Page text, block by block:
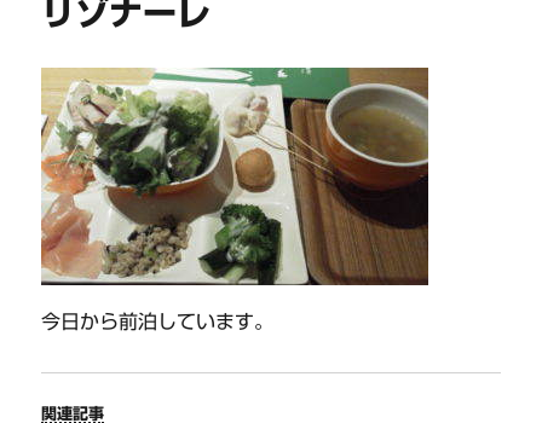
リゾナーレ
今日から前泊しています。
関連記事